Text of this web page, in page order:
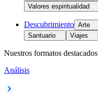
Valores espiritualidad
Descubrimiento Arte
Santuario
Viajes
Nuestros formatos destacados
Análisis